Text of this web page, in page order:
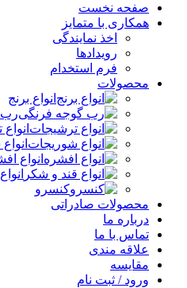
صفحه نخست
همکاری با متمایز
اخذ نمایندگی
رویدادها
فرم استخدام
محصولات
انواع برنج
رب
انواع
کنسرو
محصولات صادراتی
درباره ما
تماس با ما
علاقه مندی
مقایسه
ورود / ثبت نام